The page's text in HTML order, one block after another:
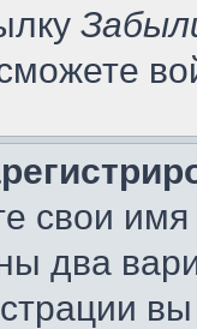
свои
два